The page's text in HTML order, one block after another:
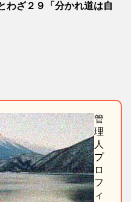
わざ２９「分かれ道は自
管
理
人
プ
ロ
フ
ィ